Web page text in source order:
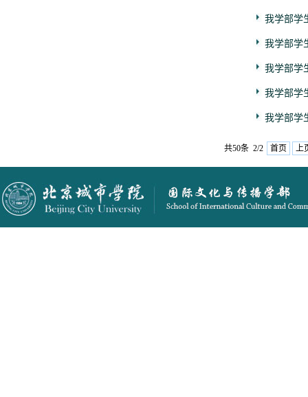
我学部学
我学部学
我学部学
我学部学
我学部学
共50条 2/2 首页 上